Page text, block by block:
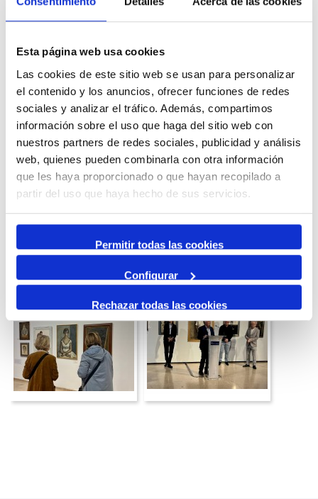
Esta página web usa cookies
Las cookies de este sitio web se usan para personalizar
el contenido y los anuncios, ofrecer funciones de redes
sociales y analizar el tráfico. Además, compartimos
información sobre el uso que haga del sitio web con
nuestros partners de redes sociales, publicidad y análisis
web, quienes pueden combinarla con otra información
que les haya proporcionado o que hayan recopilado a
partir del uso que haya hecho de sus servicios.
Permitir todas las cookies
Configurar
Rechazar todas las cookies
natures mortes. Les composicions copsen la petjada de la
presència humana gràcies a un joc de la llum que es pot
més gran i el pare ho feia amb un gran virtuosisme”,
assegura Rafael Català fill. Aquesta capacitat per a crear
escenes suggeridores que juguen amb allò que és real, el
possible, i la percepció fantàstica, l’improbable, és una de
les principals característiques de l’obra de Català i el fil
conductor de l’exposició.
Image Gallery